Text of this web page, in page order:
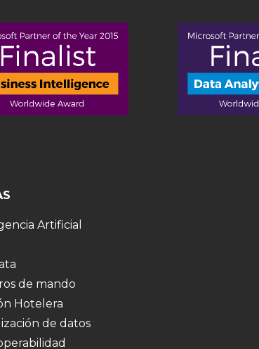
Artificial
de mando
Hotelera
de datos